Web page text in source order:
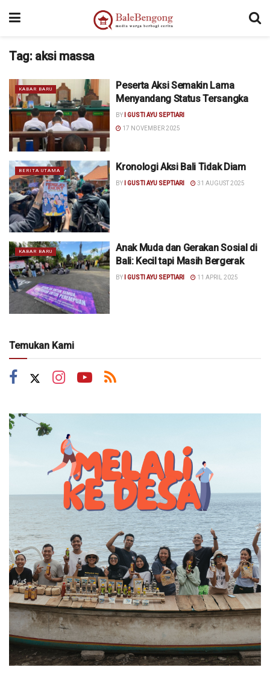
Tag: aksi massa
KABAR BARU
Peserta Aksi Semakin Lama
Menyandang Status Tersangka
BY
I GUSTI AYU SEPTIARI
17 NOVEMBER 2025
BERITA UTAMA Kronologi Aksi Bali Tidak Diam
BY I GUSTI AYU SEPTIARI 31 AUGUST 2025
KABAR BARU
Anak Muda dan Gerakan Sosial di
Bali: Kecil tapi Masih Bergerak
BY I GUSTI AYU SEPTIARI 11 APRIL 2025
Temukan Kami